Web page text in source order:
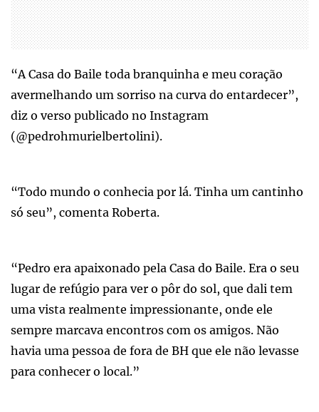
“A Casa do Baile toda branquinha e meu coração
avermelhando um sorriso na curva do entardecer”,
diz o verso publicado no Instagram
(@pedrohmurielbertolini).
“Todo mundo o conhecia por lá. Tinha um cantinho
só seu”, comenta Roberta.
“Pedro era apaixonado pela Casa do Baile. Era o seu
lugar de refúgio para ver o pôr do sol, que dali tem
uma vista realmente impressionante, onde ele
sempre marcava encontros com os amigos. Não
havia uma pessoa de fora de BH que ele não levasse
para conhecer o local.”